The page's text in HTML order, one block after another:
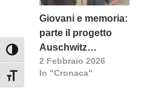
Attiva/disattiva alto contrasto
Attiva/disattiva dimensione testo
Giovani e memoria:
parte il progetto
Auschwitz
Sardegna 2026
2 Febbraio 2026
In "Cronaca"